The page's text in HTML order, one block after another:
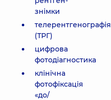
знімки
телерентгенографія
(ТРГ)
цифрова
фотодіагностика
клінічна
фотофіксація
«до/